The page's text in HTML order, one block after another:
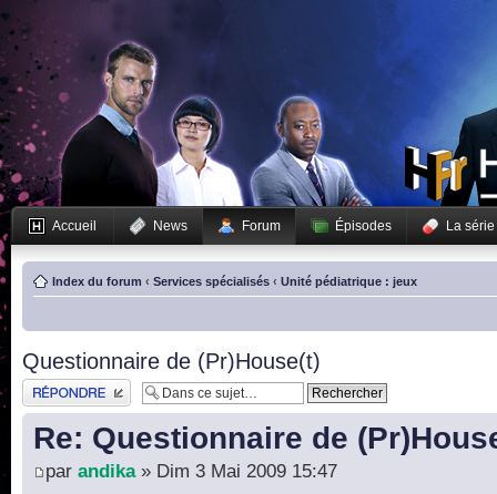
Accueil News Forum Épisodes La série
Index du forum ‹ Services spécialisés ‹ Unité pédiatrique : jeux
Questionnaire de (Pr)House(t)
Publier une réponse
Re: Questionnaire de
par andika» Dim 3 Mai 2009 15:47